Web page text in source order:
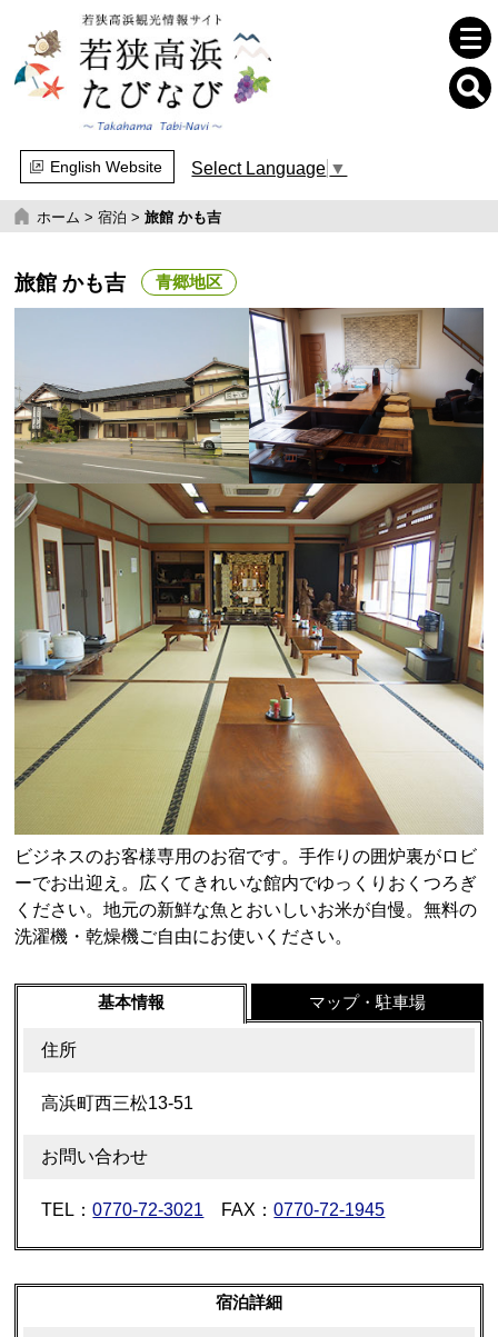
English Website Select Language ▼
ホーム >宿泊 >旅館 かも吉
旅館 かも吉 青郷地区
ビジネスのお客様専用のお宿です。手作りの囲炉裏がロビ
ーでお出迎え。広くてきれいな館内でゆっくりおくつろぎ
ください。地元の新鮮な魚とおいしいお米が自慢。無料の
洗濯機・乾燥機ご自由にお使いください。
基本情報 マップ・駐車場
住所
高浜町西三松13-51
お問い合わせ
TEL：0770-72-3021 FAX：0770-72-1945
宿泊詳細